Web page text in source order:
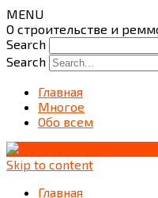
MENU
О строительстве и
Search
Search
Главная
Многое
Обо всем
Skip to content
Главная